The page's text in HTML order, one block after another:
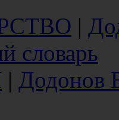
|
словарь
| Додонов